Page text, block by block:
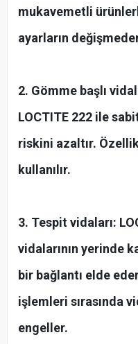
mukavemetli
ayarların
2. Gömme başlı
LOCTITE 222 ile
riskini azaltır.
kullanılır.
3. Tespit vidaları:
vidalarının yerinde
bir bağlantı elde
işlemleri sırasında
engeller.